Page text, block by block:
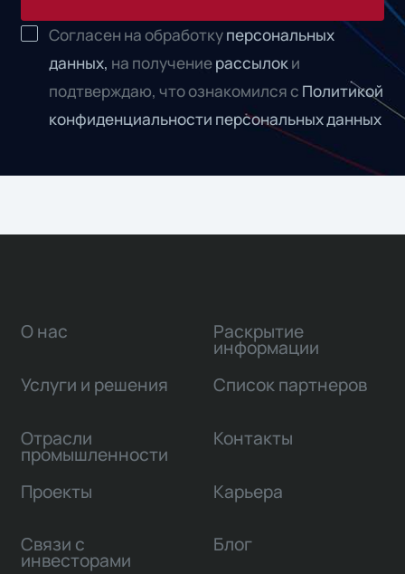
Согласен на обработкуперсональных
данных, на получениерассылоки
подтверждаю, что ознакомился с Политикой
конфиденциальности персональных данных
О нас
Услуги и решения
Отрасли
промышленности
Проекты
Связи с
инвесторами
Раскрытие
информации
Список партнеров
Контакты
Карьера
Блог